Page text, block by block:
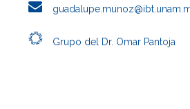
Grupo del Dr. Omar Pantoja